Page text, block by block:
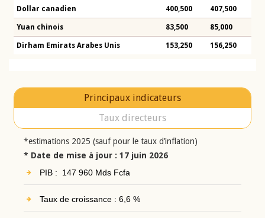
Dollar canadien 400,500 407,500
Yuan chinois 83,500 85,000
Dirham Emirats Arabes Unis 153,250 156,250
Principaux indicateurs
Taux directeurs
*estimations 2025 (sauf pour le taux d’inflation)
* Date de mise à jour : 17 juin 2026
PIB : 147 960 Mds Fcfa
Taux de croissance : 6,6 %